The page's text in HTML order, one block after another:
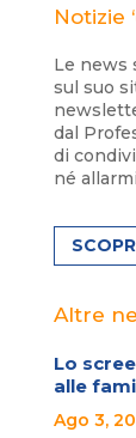
Notizie
Le news
sul suo
dal
di
né
Altre
Lo
alle
Ago 3,